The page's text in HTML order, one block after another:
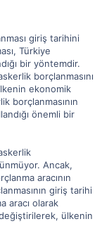
giriş tarihini
Türkiye
bir yöntemdir.
borçlanmasını
ekonomik
borçlanmasının
önemli bir
Ancak,
aracının
giriş tarihi
aracı olarak
değiştirilerek, ülkenin